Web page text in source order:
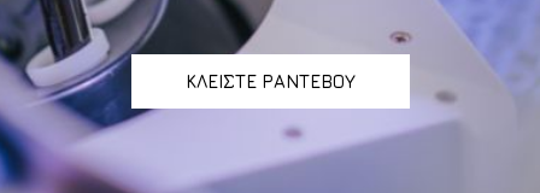
ΚΛΕΙΣΤΕ ΡΑΝΤΕΒΟΥ